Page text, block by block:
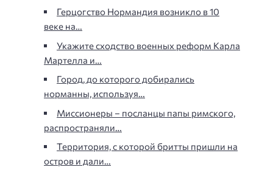
Герцогство Нормандия возникло в 10
веке на…
Укажите сходство военных реформ Карла
Мартелла и…
Город, до которого добирались
норманны, используя…
Миссионеры – посланцы папы римского,
распространяли…
Территория, с которой бритты пришли на
остров и дали…